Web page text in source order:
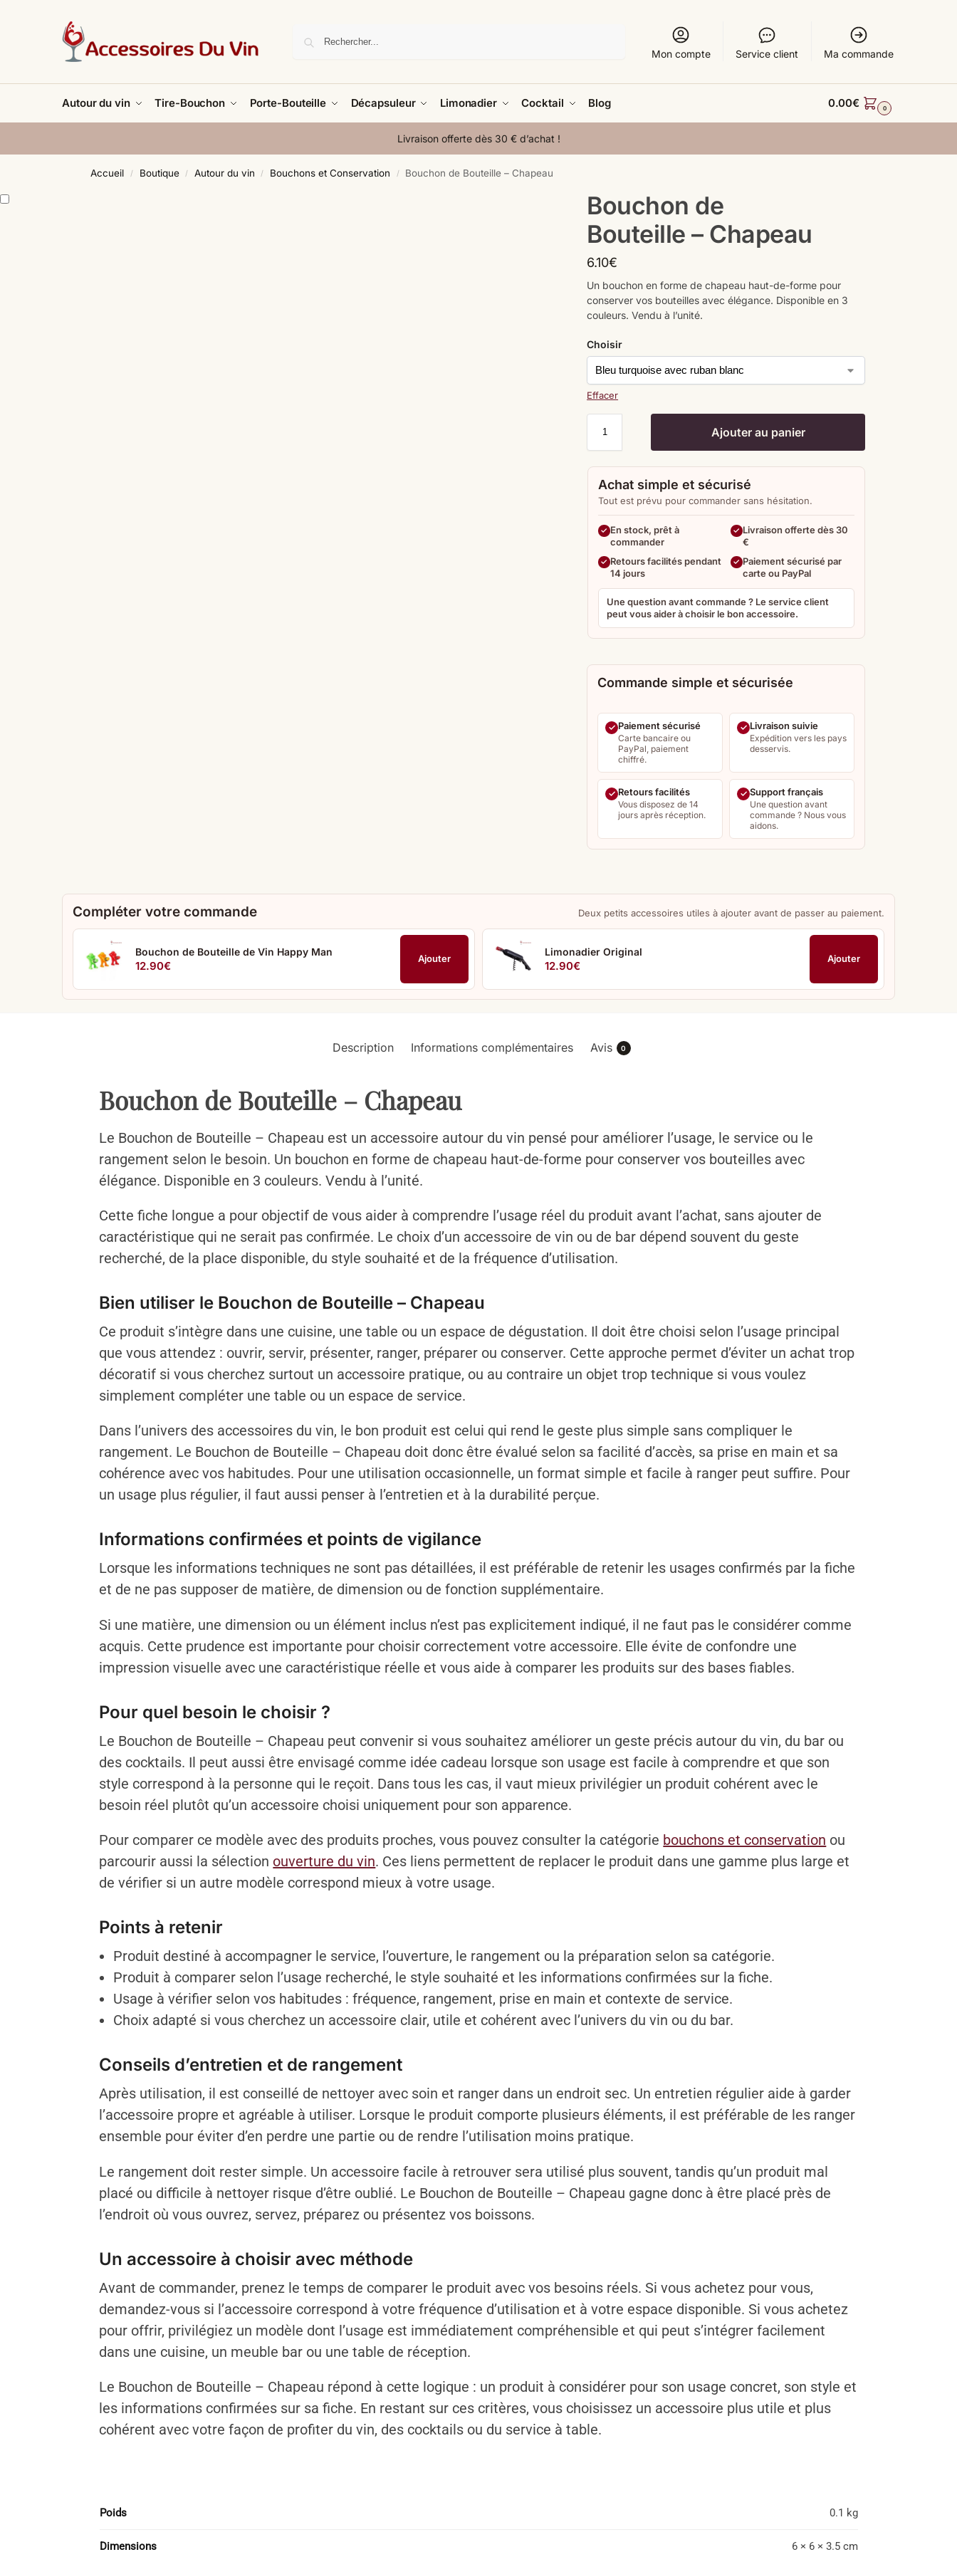
Mon compte Service client Ma commande
Autour du vin Tire-Bouchon Porte-Bouteille Décapsuleur Limonadier Cocktail Blog 0.00€ 0
Livraison offerte dès 30 € d’achat !
Accueil / Boutique / Autour du vin / Bouchons et Conservation / Bouchon de Bouteille – Chapeau
Bouchon de
Bouteille – Chapeau
6.10€
Un bouchon en forme de chapeau haut-de-forme pour
conserver vos bouteilles avec élégance. Disponible en 3
couleurs. Vendu à l’unité.
Choisir
Effacer
Ajouter au panier
Achat simple et sécurisé
Tout est prévu pour commander sans hésitation.
En stock, prêt à
commander
Livraison offerte dès 30
€
Retours facilités pendant
14 jours
Paiement sécurisé par
carte ou PayPal
Une question avant commande ? Le service client
peut vous aider à choisir le bon accessoire.
Commande simple et sécurisée
Paiement sécurisé
Carte bancaire ou
PayPal, paiement
chiffré.
Livraison suivie
Expédition vers les pays
desservis.
Retours facilités
Vous disposez de 14
jours après réception.
Support français
Une question avant
commande ? Nous vous
aidons.
Compléter votre commande Deux petits accessoires utiles à ajouter avant de passer au paiement.
Bouchon de Bouteille de Vin Happy Man
12.90€
Ajouter
Limonadier Original
12.90€
Ajouter
Description Informations complémentaires Avis 0
Bouchon de Bouteille – Chapeau
Le Bouchon de Bouteille – Chapeau est un accessoire autour du vin pensé pour améliorer l’usage, le service ou le
rangement selon le besoin. Un bouchon en forme de chapeau haut-de-forme pour conserver vos bouteilles avec
élégance. Disponible en 3 couleurs. Vendu à l’unité.
Cette fiche longue a pour objectif de vous aider à comprendre l’usage réel du produit avant l’achat, sans ajouter de
caractéristique qui ne serait pas confirmée. Le choix d’un accessoire de vin ou de bar dépend souvent du geste
recherché, de la place disponible, du style souhaité et de la fréquence d’utilisation.
Bien utiliser le Bouchon de Bouteille – Chapeau
Ce produit s’intègre dans une cuisine, une table ou un espace de dégustation. Il doit être choisi selon l’usage principal
que vous attendez : ouvrir, servir, présenter, ranger, préparer ou conserver. Cette approche permet d’éviter un achat trop
décoratif si vous cherchez surtout un accessoire pratique, ou au contraire un objet trop technique si vous voulez
simplement compléter une table ou un espace de service.
Dans l’univers des accessoires du vin, le bon produit est celui qui rend le geste plus simple sans compliquer le
rangement. Le Bouchon de Bouteille – Chapeau doit donc être évalué selon sa facilité d’accès, sa prise en main et sa
cohérence avec vos habitudes. Pour une utilisation occasionnelle, un format simple et facile à ranger peut suffire. Pour
un usage plus régulier, il faut aussi penser à l’entretien et à la durabilité perçue.
Informations confirmées et points de vigilance
Lorsque les informations techniques ne sont pas détaillées, il est préférable de retenir les usages confirmés par la fiche
et de ne pas supposer de matière, de dimension ou de fonction supplémentaire.
Si une matière, une dimension ou un élément inclus n’est pas explicitement indiqué, il ne faut pas le considérer comme
acquis. Cette prudence est importante pour choisir correctement votre accessoire. Elle évite de confondre une
impression visuelle avec une caractéristique réelle et vous aide à comparer les produits sur des bases fiables.
Pour quel besoin le choisir ?
Le Bouchon de Bouteille – Chapeau peut convenir si vous souhaitez améliorer un geste précis autour du vin, du bar ou
des cocktails. Il peut aussi être envisagé comme idée cadeau lorsque son usage est facile à comprendre et que son
style correspond à la personne qui le reçoit. Dans tous les cas, il vaut mieux privilégier un produit cohérent avec le
besoin réel plutôt qu’un accessoire choisi uniquement pour son apparence.
Pour comparer ce modèle avec des produits proches, vous pouvez consulter la catégorie bouchons et conservation ou
parcourir aussi la sélection ouverture du vin. Ces liens permettent de replacer le produit dans une gamme plus large et
de vérifier si un autre modèle correspond mieux à votre usage.
Points à retenir
Produit destiné à accompagner le service, l’ouverture, le rangement ou la préparation selon sa catégorie.
Produit à comparer selon l’usage recherché, le style souhaité et les informations confirmées sur la fiche.
Usage à vérifier selon vos habitudes : fréquence, rangement, prise en main et contexte de service.
Choix adapté si vous cherchez un accessoire clair, utile et cohérent avec l’univers du vin ou du bar.
Conseils d’entretien et de rangement
Après utilisation, il est conseillé de nettoyer avec soin et ranger dans un endroit sec. Un entretien régulier aide à garder
l’accessoire propre et agréable à utiliser. Lorsque le produit comporte plusieurs éléments, il est préférable de les ranger
ensemble pour éviter d’en perdre une partie ou de rendre l’utilisation moins pratique.
Le rangement doit rester simple. Un accessoire facile à retrouver sera utilisé plus souvent, tandis qu’un produit mal
placé ou difficile à nettoyer risque d’être oublié. Le Bouchon de Bouteille – Chapeau gagne donc à être placé près de
l’endroit où vous ouvrez, servez, préparez ou présentez vos boissons.
Un accessoire à choisir avec méthode
Avant de commander, prenez le temps de comparer le produit avec vos besoins réels. Si vous achetez pour vous,
demandez-vous si l’accessoire correspond à votre fréquence d’utilisation et à votre espace disponible. Si vous achetez
pour offrir, privilégiez un modèle dont l’usage est immédiatement compréhensible et qui peut s’intégrer facilement
dans une cuisine, un meuble bar ou une table de réception.
Le Bouchon de Bouteille – Chapeau répond à cette logique : un produit à considérer pour son usage concret, son style et
les informations confirmées sur sa fiche. En restant sur ces critères, vous choisissez un accessoire plus utile et plus
cohérent avec votre façon de profiter du vin, des cocktails ou du service à table.
Poids 0.1 kg
Dimensions 6 × 6 × 3.5 cm